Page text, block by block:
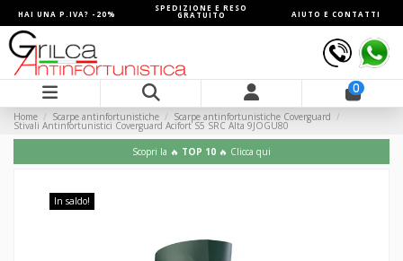
HAI UNA P.IVA? -20%
SPEDIZIONE E RESO
GRATUITO AIUTO E CONTATTI
0
Home Scarpe antinfortunistiche Scarpe antinfortunistiche Coverguard
Stivali Antinfortunistici Coverguard Acifort S5 SRC Alta 9JOGU80
Scopri la 🔥 TOP 10 🔥 Clicca qui
In saldo!